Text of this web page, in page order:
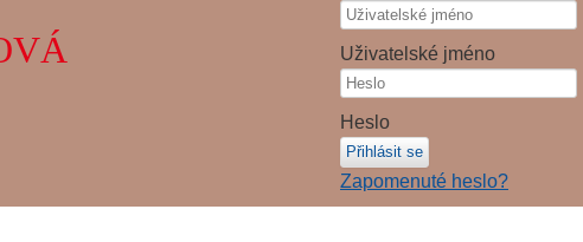
Uživatelské jméno
Heslo
Přihlásit se
Zapomenuté heslo?